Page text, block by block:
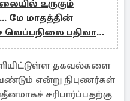
உருகும்
மே மாதத்தின்
வெப்பநிலை பதிவான
தகவல்களை
என்று நிபுணர்கள்
சரிபார்ப்பதற்கு